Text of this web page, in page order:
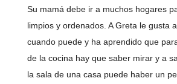
Su mamá debe ir a muchos hogares
limpios y ordenados. A Greta le gusta
cuando puede y ha aprendido que
de la cocina hay que saber mirar y a
la sala de una casa puede haber un